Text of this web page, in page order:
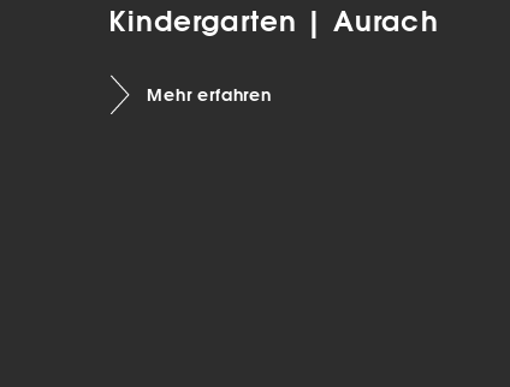
Kindergarten | Aurach
Mehr erfahren